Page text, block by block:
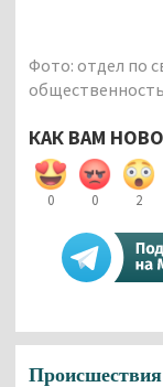
Фото: отдел по
КАК ВАМ
0 0 2
Происшествия